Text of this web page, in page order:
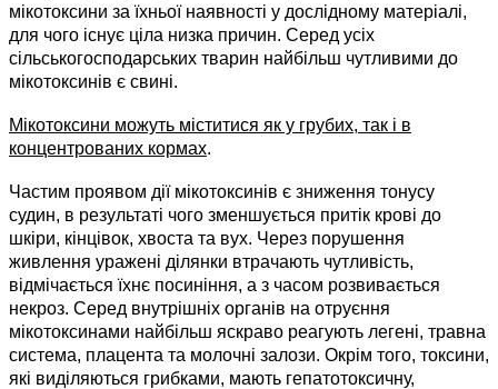
мікотоксини за їхньої наявності у дослідному матеріалі,
для чого існує ціла низка причин. Серед усіх
сільськогосподарських тварин найбільш чутливими до
мікотоксинів є свині.
Мікотоксини можуть міститися як у грубих, так і в
концентрованих кормах.
Частим проявом дії мікотоксинів є зниження тонусу
судин, в результаті чого зменшується притік крові до
шкіри, кінцівок, хвоста та вух. Через порушення
живлення уражені ділянки втрачають чутливість,
відмічається їхнє посиніння, а з часом розвивається
некроз. Серед внутрішніх органів на отруєння
мікотоксинами найбільш яскраво реагують легені, травна
система, плацента та молочні залози. Окрім того, токсини,
які виділяються грибками, мають гепатотоксичну,